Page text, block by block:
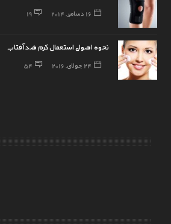
16 دسامبر, 2014 19
نحوه اصولی استعمال کرم ضد آفتاب
24 جولای, 2016 54